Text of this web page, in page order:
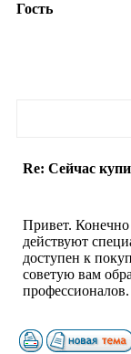
Гость
Re: Сейчас
Привет. Конечно
действуют
доступен к
советую вам